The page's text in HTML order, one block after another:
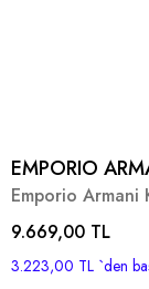
EMPORIO
Emporio Armani
9.669,00 TL
3.223,00 TL `den